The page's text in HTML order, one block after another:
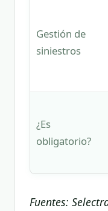
Gestión de
siniestros
¿Es
obligatorio?
Fuentes: